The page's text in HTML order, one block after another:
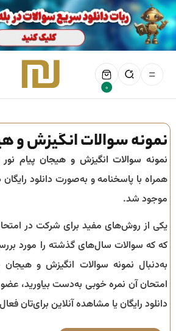
0
نمونه سوالات انگیزش و
نمونه سوالات انگیزش و هیجان پیام نور
همراه با پاسخنامه و به‌صورت دانلود
موجود شد.
یکی از روش‌های مفید برای شرکت در
که که سوالات سال‌های گذشته را مورد
به‌دنبال نمونه سوالات انگیزش و
امتحان آن نمره خوبی به‌دست بیاورید،
دانلود رایگان یا مشاهده آنلاین برای‌تان